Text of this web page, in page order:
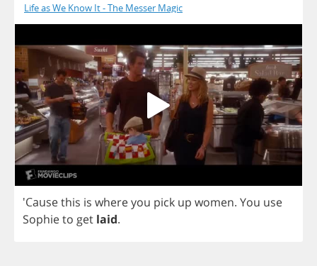
Life as We Know It - The Messer Magic
'Causethis is whereyou pick up women. You use
Sophieto get laid.